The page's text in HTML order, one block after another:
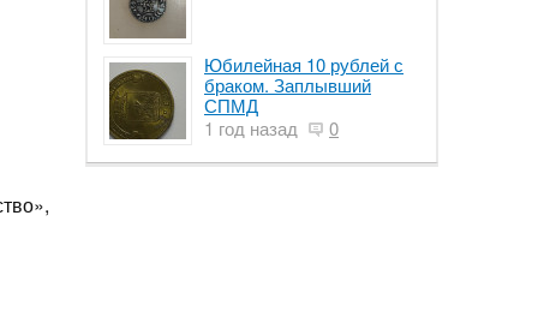
Юбилейная 10 рублей с
браком. Заплывший
СПМД
1 год назад
0